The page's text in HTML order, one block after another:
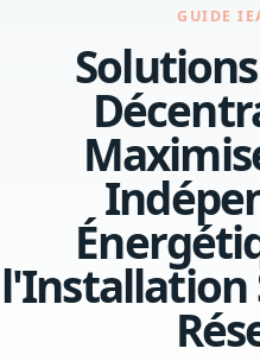
GUIDE
l'Installation